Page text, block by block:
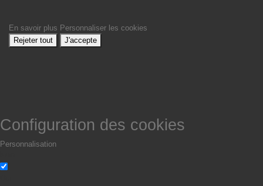
En savoir plus Personnaliser les cookies
Rejeter tout
J'accepte
Configuration des cookies
Personnalisation